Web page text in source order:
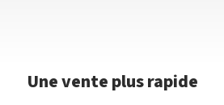
Une vente plus rapide